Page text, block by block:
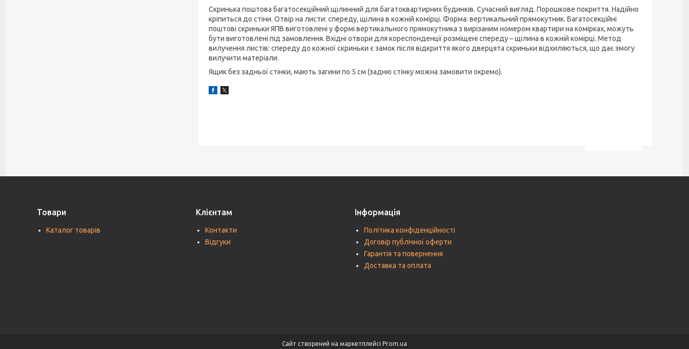
Скринька поштова багатосекційний щілинний для багатоквартирних будинків. Сучасний вигляд. Порошкове покриття. Надійно
кріпиться до стіни. Отвір на листи: спереду, щілина в кожній комірці. Форма: вертикальний прямокутник. Багатосекційні
поштові скриньки ЯПВ виготовлені у формі вертикального прямокутника з вирізаним номером квартири на комірках, можуть
бути виготовлені під замовлення. Вхідні отвори для кореспонденції розміщені спереду – щілина в кожній комірці. Метод
вилучення листів: спереду до кожної скриньки є замок після відкриття якого дверцята скриньки відхиляються, що дає змогу
вилучити матеріали.
Ящик без задньої стінки, мають загини по 5 см (задню стінку можна замовити окремо).
Товари
Каталог товарів
Клієнтам
Контакти
Відгуки
Інформація
Політика конфіденційності
Договір публічної оферти
Гарантія та повернення
Доставка та оплата
Сайт створений на маркетплейсі Prom.ua